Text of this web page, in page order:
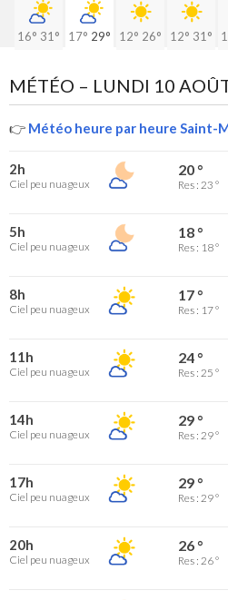
16° 31° 17° 29° 12° 26° 12° 31°
MÉTÉO – LUNDI 10
👉 Météo heure par heure Saint-
2h
Ciel peu nuageux
20 °
Res : 23 °
5h
Ciel peu nuageux
18 °
Res : 18 °
8h
Ciel peu nuageux
17 °
Res : 17 °
11h
Ciel peu nuageux
24 °
Res : 25 °
14h
Ciel peu nuageux
29 °
Res : 29 °
17h
Ciel peu nuageux
29 °
Res : 29 °
20h
Ciel peu nuageux
26 °
Res : 26 °